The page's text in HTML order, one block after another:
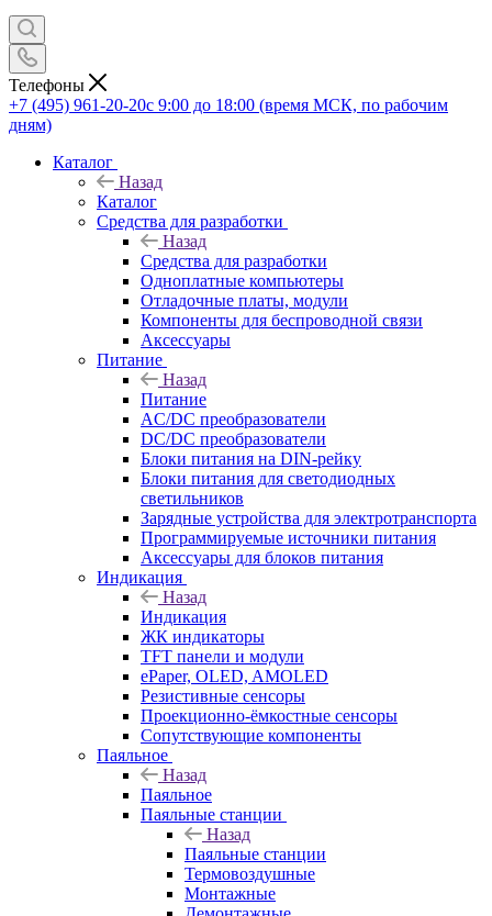
Телефоны
+7 (495) 961-20-20с 9:00 до 18:00 (время МСК, по рабочим
дням)
Каталог
Назад
Каталог
Средства для разработки
Назад
Средства для разработки
Одноплатные компьютеры
Отладочные платы, модули
Компоненты для беспроводной связи
Аксессуары
Питание
Назад
Питание
AC/DC преобразователи
DC/DC преобразователи
Блоки питания на DIN-рейку
Блоки питания для светодиодных
светильников
Зарядные устройства для электротранспорта
Программируемые источники питания
Аксессуары для блоков питания
Индикация
Назад
Индикация
ЖК индикаторы
TFT панели и модули
ePaper, OLED, AMOLED
Резистивные сенсоры
Проекционно-ёмкостные сенсоры
Сопутствующие компоненты
Паяльное
Назад
Паяльное
Паяльные станции
Назад
Паяльные станции
Термовоздушные
Монтажные